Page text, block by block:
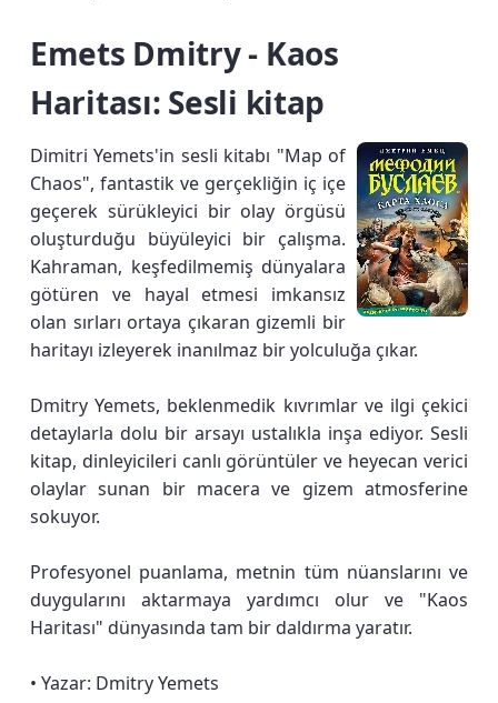
Emets Dmitry - Kaos
Haritası: Sesli kitap
Dimitri Yemets'in sesli kitabı "Map of
Chaos", fantastik ve gerçekliğin iç içe
geçerek sürükleyici bir olay örgüsü
oluşturduğu büyüleyici bir çalışma.
Kahraman, keşfedilmemiş dünyalara
götüren ve hayal etmesi imkansız
olan sırları ortaya çıkaran gizemli bir
haritayı izleyerek inanılmaz bir yolculuğa çıkar.
Dmitry Yemets, beklenmedik kıvrımlar ve ilgi çekici
detaylarla dolu bir arsayı ustalıkla inşa ediyor. Sesli
kitap, dinleyicileri canlı görüntüler ve heyecan verici
olaylar sunan bir macera ve gizem atmosferine
sokuyor.
Profesyonel puanlama, metnin tüm nüanslarını ve
duygularını aktarmaya yardımcı olur ve "Kaos
Haritası" dünyasında tam bir daldırma yaratır.
• Yazar: Dmitry Yemets